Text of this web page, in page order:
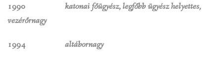
1990 katonai főügyész, legfőbb ügyész helyettes,
vezérőrnagy
1994 altábornagy